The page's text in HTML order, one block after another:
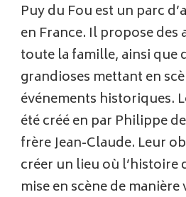
Puy du Fou est un parc
en France. Il propose
toute la famille, ainsi que
grandioses mettant en
événements historiques.
été créé en par Philippe
frère Jean-Claude. Leur
créer un lieu où l’histoire
mise en scène de manière